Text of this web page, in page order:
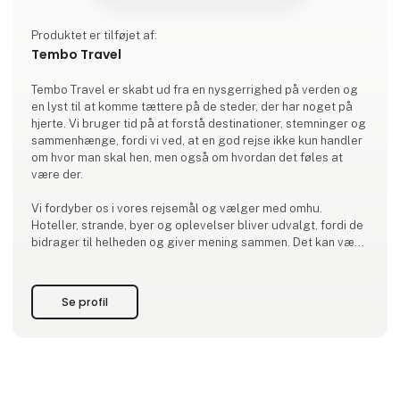
Produktet er tilføjet af:
Tembo Travel
Tembo Travel er skabt ud fra en nysgerrighed på verden og
en lyst til at komme tættere på de steder, der har noget på
hjerte. Vi bruger tid på at forstå destinationer, stemninger og
sammenhænge, fordi vi ved, at en god rejse ikke kun handler
om hvor man skal hen, men også om hvordan det føles at
være der.
Vi fordyber os i vores rejsemål og vælger med omhu.
Hoteller, strande, byer og oplevelser bliver udvalgt, fordi de
bidrager til helheden og giver mening sammen. Det kan være
Se profil